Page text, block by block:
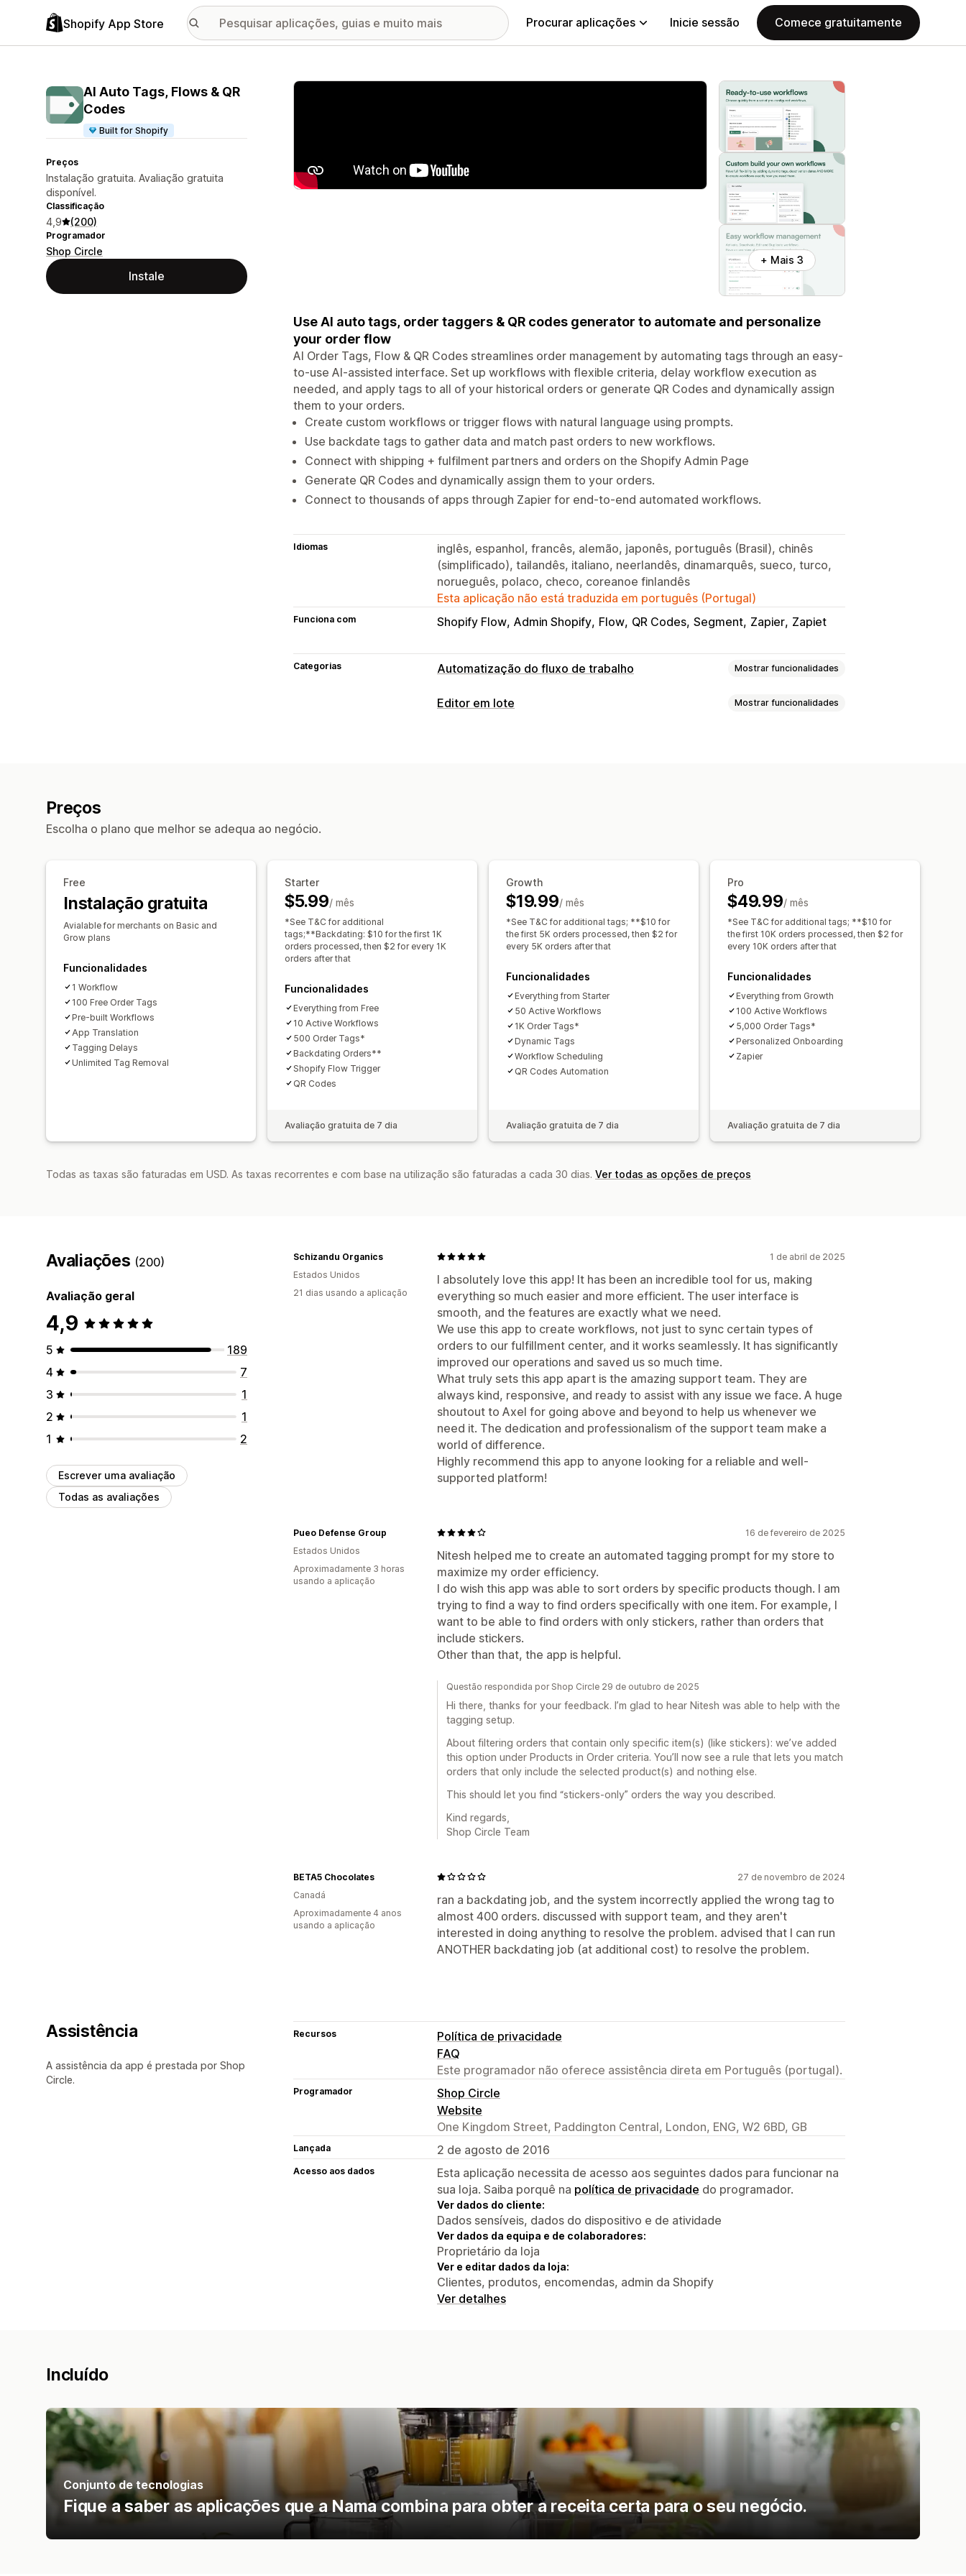
Shopify App Store Procurar aplicações Inicie sessão Comece gratuitamente
AI Auto Tags, Flows & QR
Codes
Built for Shopify
Preços
Instalação gratuita. Avaliação gratuita
disponível.
Classificação
4,9 (200)
Programador
Shop Circle
Instale
Galeria de imagens em destaque
+ Mais 3
Use AI auto tags, order taggers & QR codes generator to automate and personalize
your order flow
AI Order Tags, Flow & QR Codes streamlines order management by automating tags through an easy-
to-use AI-assisted interface. Set up workflows with flexible criteria, delay workflow execution as
needed, and apply tags to all of your historical orders or generate QR Codes and dynamically assign
them to your orders.
Create custom workflows or trigger flows with natural language using prompts.
Use backdate tags to gather data and match past orders to new workflows.
Connect with shipping + fulfilment partners and orders on the Shopify Admin Page
Generate QR Codes and dynamically assign them to your orders.
Connect to thousands of apps through Zapier for end-to-end automated workflows.
Idiomas
inglês, espanhol, francês, alemão, japonês, português (Brasil), chinês
(simplificado), tailandês, italiano, neerlandês, dinamarquês, sueco, turco,
norueguês, polaco, checo, coreanoe finlandês
Esta aplicação não está traduzida em português (Portugal)
Funciona com Shopify Flow Admin Shopify Flow QR Codes Segment Zapier Zapiet
Categorias Automatização do fluxo de trabalho Mostrar funcionalidades
Tarefas de automatização
Editor em lote Mostrar funcionalidades
Preços
Escolha o plano que melhor se adequa ao negócio.
Free
Instalação gratuita
Avialable for merchants on Basic and
Grow plans
Funcionalidades
1 Workflow
100 Free Order Tags
Pre-built Workflows
App Translation
Tagging Delays
Unlimited Tag Removal
Starter
$5.99/ mês
*See T&C for additional
tags;**Backdating: $10 for the first 1K
orders processed, then $2 for every 1K
orders after that
Funcionalidades
Everything from Free
10 Active Workflows
500 Order Tags*
Backdating Orders**
Shopify Flow Trigger
QR Codes
Avaliação gratuita de 7 dia
Growth
$19.99/ mês
*See T&C for additional tags; **$10 for
the first 5K orders processed, then $2 for
every 5K orders after that
Funcionalidades
Everything from Starter
50 Active Workflows
1K Order Tags*
Dynamic Tags
Workflow Scheduling
QR Codes Automation
Avaliação gratuita de 7 dia
Pro
$49.99/ mês
*See T&C for additional tags; **$10 for
the first 10K orders processed, then $2 for
every 10K orders after that
Funcionalidades
Everything from Growth
100 Active Workflows
5,000 Order Tags*
Personalized Onboarding
Zapier
Avaliação gratuita de 7 dia
Todas as taxas são faturadas em USD. As taxas recorrentes e com base na utilização são faturadas a cada 30 dias. Ver todas as opções de preços
Avaliações (200)
Avaliação geral
4,9
5
189
4
7
3
1
2
1
1
2
Escrever uma avaliação
Todas as avaliações
1 de abril de 2025
I absolutely love this app! It has been an incredible tool for us, making
everything so much easier and more efficient. The user interface is
smooth, and the features are exactly what we need.
We use this app to create workflows, not just to sync certain types of
orders to our fulfillment center, and it works seamlessly. It has significantly
improved our operations and saved us so much time.
What truly sets this app apart is the amazing support team. They are
always kind, responsive, and ready to assist with any issue we face. A huge
shoutout to Axel for going above and beyond to help us whenever we
need it. The dedication and professionalism of the support team make a
world of difference.
Highly recommend this app to anyone looking for a reliable and well-
supported platform!
Schizandu Organics
Estados Unidos
21 dias usando a aplicação
16 de fevereiro de 2025
Nitesh helped me to create an automated tagging prompt for my store to
maximize my order efficiency.
I do wish this app was able to sort orders by specific products though. I am
trying to find a way to find orders specifically with one item. For example, I
want to be able to find orders with only stickers, rather than orders that
include stickers.
Other than that, the app is helpful.
Pueo Defense Group
Estados Unidos
Aproximadamente 3 horas
usando a aplicação
Questão respondida por Shop Circle 29 de outubro de 2025
Hi there, thanks for your feedback. I’m glad to hear Nitesh was able to help with the
tagging setup.
About filtering orders that contain only specific item(s) (like stickers): we’ve added
this option under Products in Order criteria. You’ll now see a rule that lets you match
orders that only include the selected product(s) and nothing else.
This should let you find “stickers-only” orders the way you described.
Kind regards,
Shop Circle Team
27 de novembro de 2024
ran a backdating job, and the system incorrectly applied the wrong tag to
almost 400 orders. discussed with support team, and they aren't
interested in doing anything to resolve the problem. advised that I can run
ANOTHER backdating job (at additional cost) to resolve the problem.
BETA5 Chocolates
Canadá
Aproximadamente 4 anos
usando a aplicação
Assistência
A assistência da app é prestada por Shop
Circle.
Recursos
Política de privacidade
FAQ
Este programador não oferece assistência direta em Português (portugal).
Programador
Shop Circle
Website
One Kingdom Street, Paddington Central, London, ENG, W2 6BD, GB
Lançada 2 de agosto de 2016
Acesso aos dados
Esta aplicação necessita de acesso aos seguintes dados para funcionar na
sua loja. Saiba porquê na política de privacidade do programador.
Ver dados do cliente:
Dados sensíveis, dados do dispositivo e de atividade
Ver dados da equipa e de colaboradores:
Proprietário da loja
Ver e editar dados da loja:
Clientes, produtos, encomendas, admin da Shopify
Ver detalhes
Incluído
Conjunto de tecnologias
Fique a saber as aplicações que a Nama combina para obter a receita certa para o seu negócio.